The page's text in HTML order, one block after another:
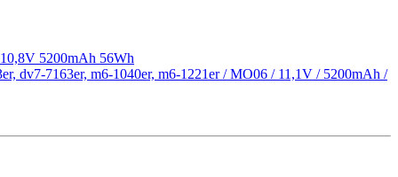
5200mAh 56Wh
dv7-7163er, m6-1040er, m6-1221er / MO06 / 11,1V / 5200mAh /